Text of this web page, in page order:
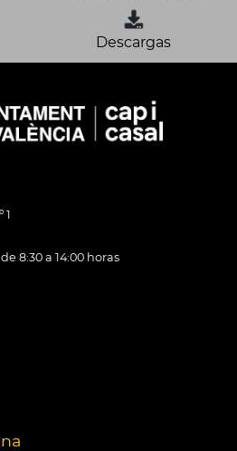
Descargas
1
8:30 a 14:00 horas